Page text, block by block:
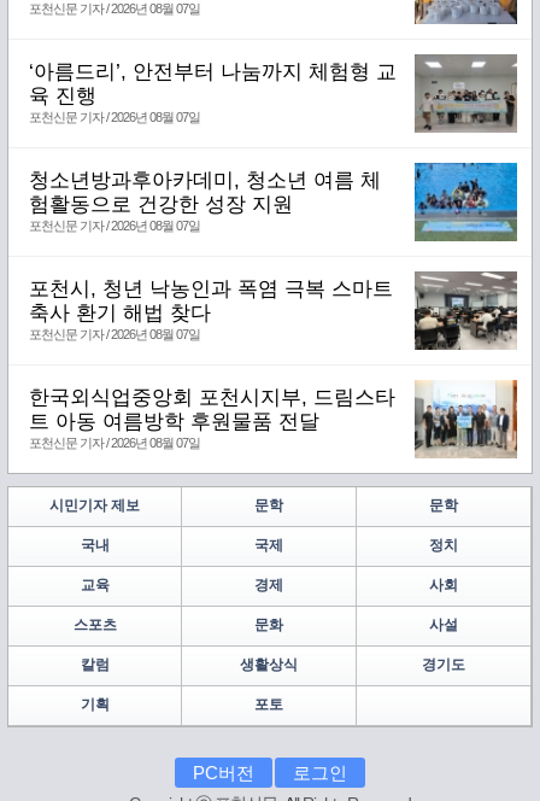
포천신문 기자 / 2026년 08월 07일
‘아름드리’, 안전부터 나눔까지 체험형 교
육 진행
포천신문 기자 / 2026년 08월 07일
청소년방과후아카데미, 청소년 여름 체
험활동으로 건강한 성장 지원
포천신문 기자 / 2026년 08월 07일
포천시, 청년 낙농인과 폭염 극복 스마트
축사 환기 해법 찾다
포천신문 기자 / 2026년 08월 07일
한국외식업중앙회 포천시지부, 드림스타
트 아동 여름방학 후원물품 전달
포천신문 기자 / 2026년 08월 07일
시민기자 제보 문학 문학
국내 국제 정치
교육 경제 사회
스포츠 문화 사설
칼럼 생활상식 경기도
기획 포토
PC버전 로그인